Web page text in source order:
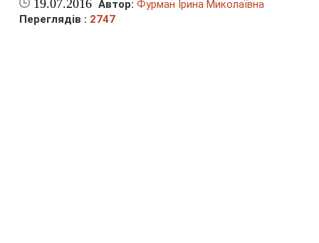
19.07.2016 Автор: Фурман Ірина Миколаївна
Переглядів : 2747